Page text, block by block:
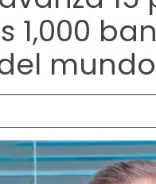
1,000
mundo